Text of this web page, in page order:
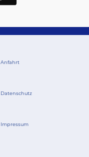
Anfahrt
Datenschutz
Impressum